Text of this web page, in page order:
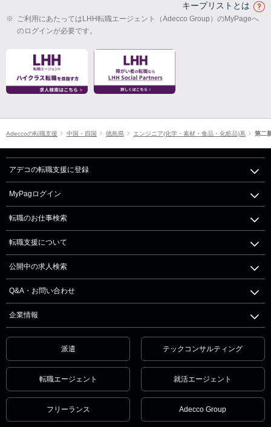
キープリストとは
※ ご利用にあたってはLHH転職エージェント（Adecco Group）のMyPageへ
のログインが必要です。
Adeccoの転職支援 中国・四国 徳島県 エンジニア(化学・素材・食品・化粧品)系 第二
アデコの転職支援に登録
MyPagログイン
転職のお仕事検索
転職支援について
公開中の求人検索
Q&A・お問い合わせ
企業情報
派遣 テックコンサルティング
転職エージェント 就活エージェント
フリーランス Adecco Group